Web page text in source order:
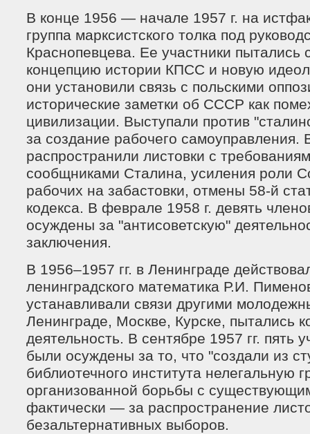
В конце 1956 — начале 1957 г. на
группа марксистского толка под
Краснопевцева. Ее участники пытались
концепцию истории КПСС и новую
они установили связь с польскими
исторические заметки об СССР как
цивилизации. Выступали против
за создание рабочего самоуправления.
распространили листовки с
сообщниками Сталина, усиления роли
рабочих на забастовки, отмены 58-й
кодекса. В феврале 1958 г. девять
осуждены за "антисоветскую"
заключения.
В 1956–1957 гг. в Ленинграде
ленинградского математика Р.И.
устанавливали связи другими
Ленинграде, Москве, Курске, пытались
деятельность. В сентябре 1957 гг. пять
были осуждены за то, что "создали из
библиотечного института нелегальную
организованной борьбы с
фактически — за распространение
безальтернативных выборов.